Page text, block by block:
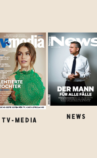
TV-MEDIA
NEWS